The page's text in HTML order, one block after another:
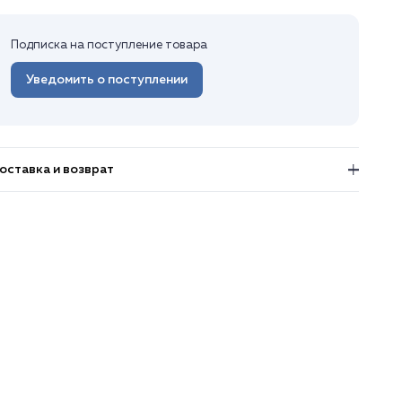
Подписка на поступление товара
Уведомить о поступлении
и возврат